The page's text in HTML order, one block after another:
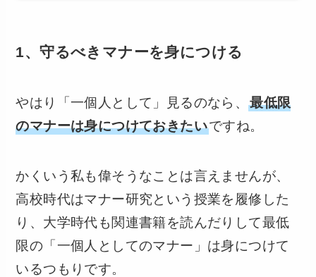
1、守るべきマナーを身につける
やはり「一個人として」見るのなら、最低限
のマナーは身につけておきたいですね。
かくいう私も偉そうなことは言えませんが、
高校時代はマナー研究という授業を履修した
り、大学時代も関連書籍を読んだりして最低
限の「一個人としてのマナー」は身につけて
いるつもりです。